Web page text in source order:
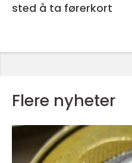
sted å ta førerkort
Flere nyheter